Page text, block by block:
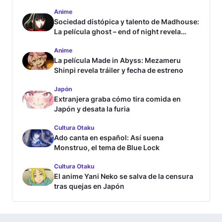
Anime
Sociedad distópica y talento de Madhouse:
La película ghost – end of night revela
Anime
La película Made in Abyss: Mezameru
Shinpi revela tráiler y fecha de estreno
Japón
Extranjera graba cómo tira comida en
Japón y desata la furia
Cultura Otaku
Ado canta en español: Así suena
Monstruo, el tema de Blue Lock
Cultura Otaku
El anime Yani Neko se salva de la censura
tras quejas en Japón